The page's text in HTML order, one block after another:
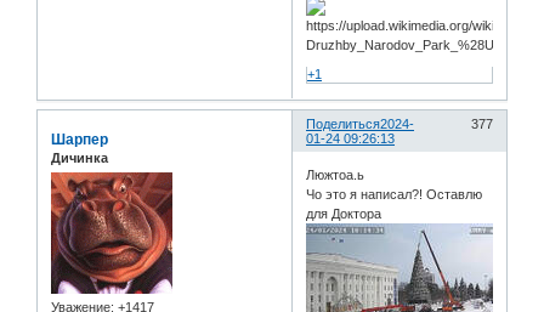
+1
Поделиться 377
2024-
01-24 09:26:13
Шарпер
Дичинка
Уважение: +1417
Люжтоа.ь
Чо это я написал?! Оставлю
для Доктора